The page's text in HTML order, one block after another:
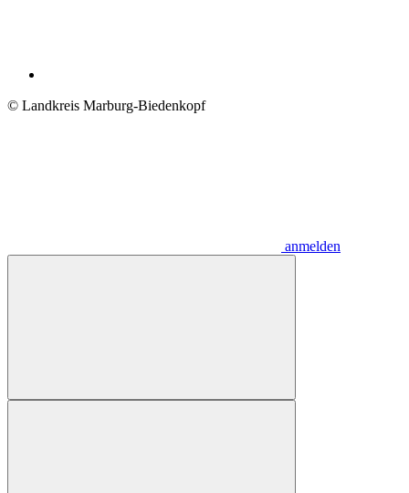
© Landkreis Marburg-Biedenkopf
anmelden